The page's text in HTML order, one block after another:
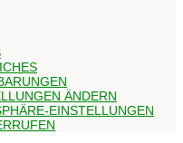
ÄNDERN
EINSTELLUNGEN